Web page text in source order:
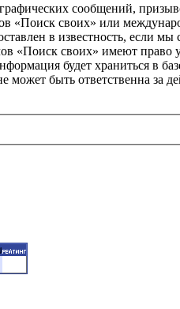
сообщений,
«Поиск своих» или
в известность, если
«Поиск своих» имеют право
будет храниться в
быть ответственна за